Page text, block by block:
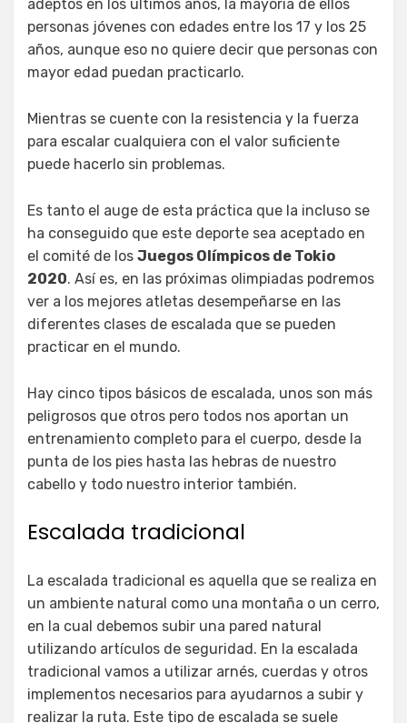
adeptos en los últimos años, la mayoría de ellos
personas jóvenes con edades entre los 17 y los 25
años, aunque eso no quiere decir que personas con
mayor edad puedan practicarlo.
Mientras se cuente con la resistencia y la fuerza
para escalar cualquiera con el valor suficiente
puede hacerlo sin problemas.
Es tanto el auge de esta práctica que la incluso se
ha conseguido que este deporte sea aceptado en
el comité de los Juegos Olímpicos de Tokio
2020. Así es, en las próximas olimpiadas podremos
ver a los mejores atletas desempeñarse en las
diferentes clases de escalada que se pueden
practicar en el mundo.
Hay cinco tipos básicos de escalada, unos son más
peligrosos que otros pero todos nos aportan un
entrenamiento completo para el cuerpo, desde la
punta de los pies hasta las hebras de nuestro
cabello y todo nuestro interior también.
Escalada tradicional
La escalada tradicional es aquella que se realiza en
un ambiente natural como una montaña o un cerro,
en la cual debemos subir una pared natural
utilizando artículos de seguridad. En la escalada
tradicional vamos a utilizar arnés, cuerdas y otros
implementos necesarios para ayudarnos a subir y
realizar la ruta. Este tipo de escalada se suele